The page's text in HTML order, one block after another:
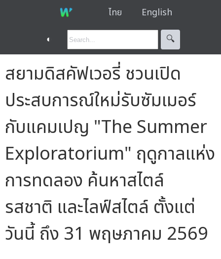
ไทย English
◐ 🔍︎
สยามดิสคัฟเวอรี่ ชวนเปิด
ประสบการณ์ใหม่รับซัมเมอร์
กับแคมเปญ "The Summer
Exploratorium" ฤดูกาลแห่ง
การทดลอง ค้นหาสไตล์
รสชาติ และไลฟ์สไตล์ ตั้งแต่
วันนี้ ถึง 31 พฤษภาคม 2569